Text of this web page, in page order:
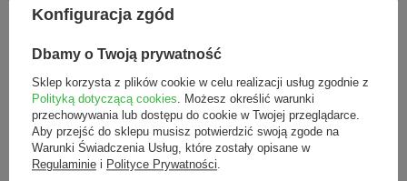
5.00
Napisz swoją opinię
Pokaż tylko opinie potwierdzone zakupem
Konfiguracja zgód
Dbamy o Twoją prywatność
Sklep korzysta z plików cookie w celu realizacji usług zgodnie z
Polityką dotyczącą cookies. Możesz określić warunki
przechowywania lub dostępu do cookie w Twojej przeglądarce.
Aby przejść do sklepu musisz potwierdzić swoją zgode na
Warunki Świadczenia Usług, które zostały opisane w
Regulaminie i Polityce Prywatności.